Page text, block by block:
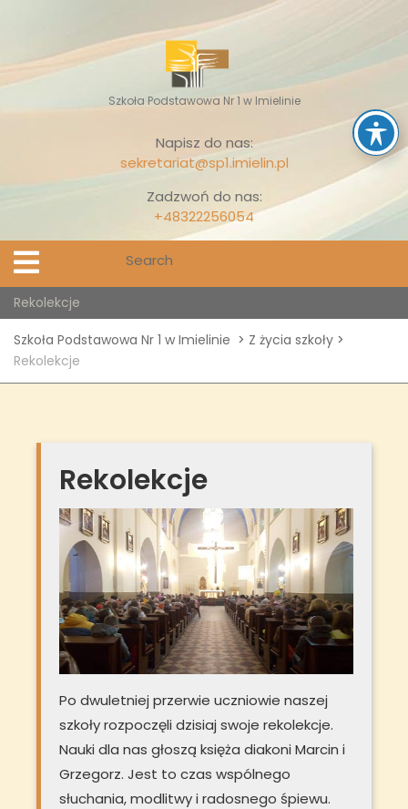
content
Szkoła Podstawowa Nr 1 w Imielinie
Napisz do nas:
sekretariat@sp1.imielin.pl
Zadzwoń do nas:
+48322256054
Open
Menu
Rekolekcje
Szkoła Podstawowa Nr 1 w Imielinie > Z życia szkoły >
Rekolekcje
Rekolekcje
Po dwuletniej przerwie uczniowie naszej
szkoły rozpoczęli dzisiaj swoje rekolekcje.
Nauki dla nas głoszą księża diakoni Marcin i
Grzegorz. Jest to czas wspólnego
słuchania, modlitwy i radosnego śpiewu.